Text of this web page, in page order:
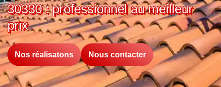
30330 : professionnel au meilleur
prix
Nos réalisatons Nous contacter